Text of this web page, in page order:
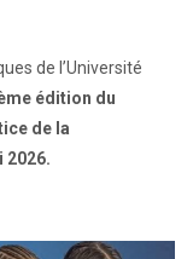
de l’Université
édition du
de la
2026.